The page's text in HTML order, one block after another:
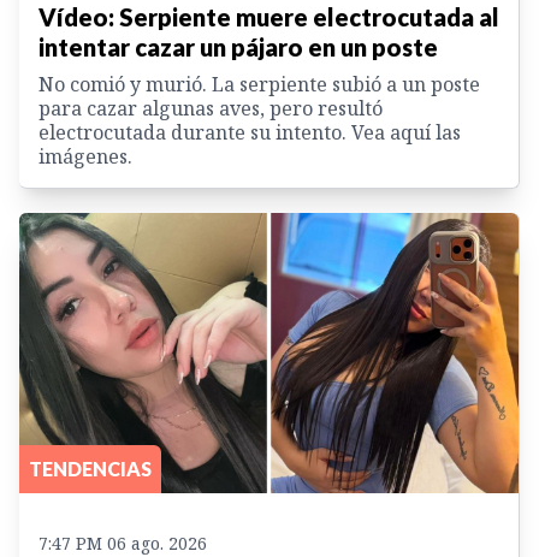
Vídeo: Serpiente muere electrocutada al
intentar cazar un pájaro en un poste
No comió y murió. La serpiente subió a un poste
para cazar algunas aves, pero resultó
electrocutada durante su intento. Vea aquí las
imágenes.
TENDENCIAS
7:47 PM 06 ago. 2026